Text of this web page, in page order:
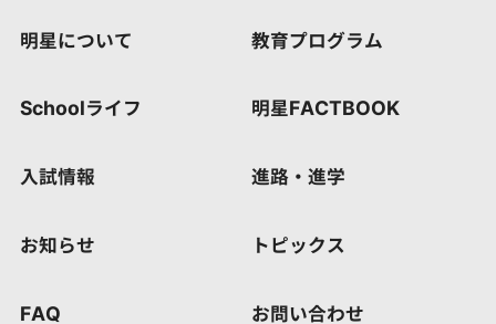
明星について 教育プログラム
Schoolライフ 明星FACTBOOK
入試情報 進路・進学
お知らせ トピックス
FAQ お問い合わせ